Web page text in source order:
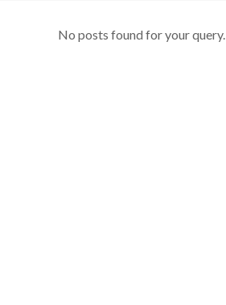
No posts found for your query.